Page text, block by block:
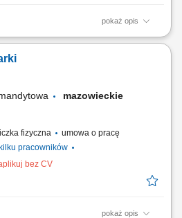
pokaż opis
zbrojenia cęgami;
mazowieckie
fizyczna
umowa o pracę
pracowników
bez CV
pokaż opis